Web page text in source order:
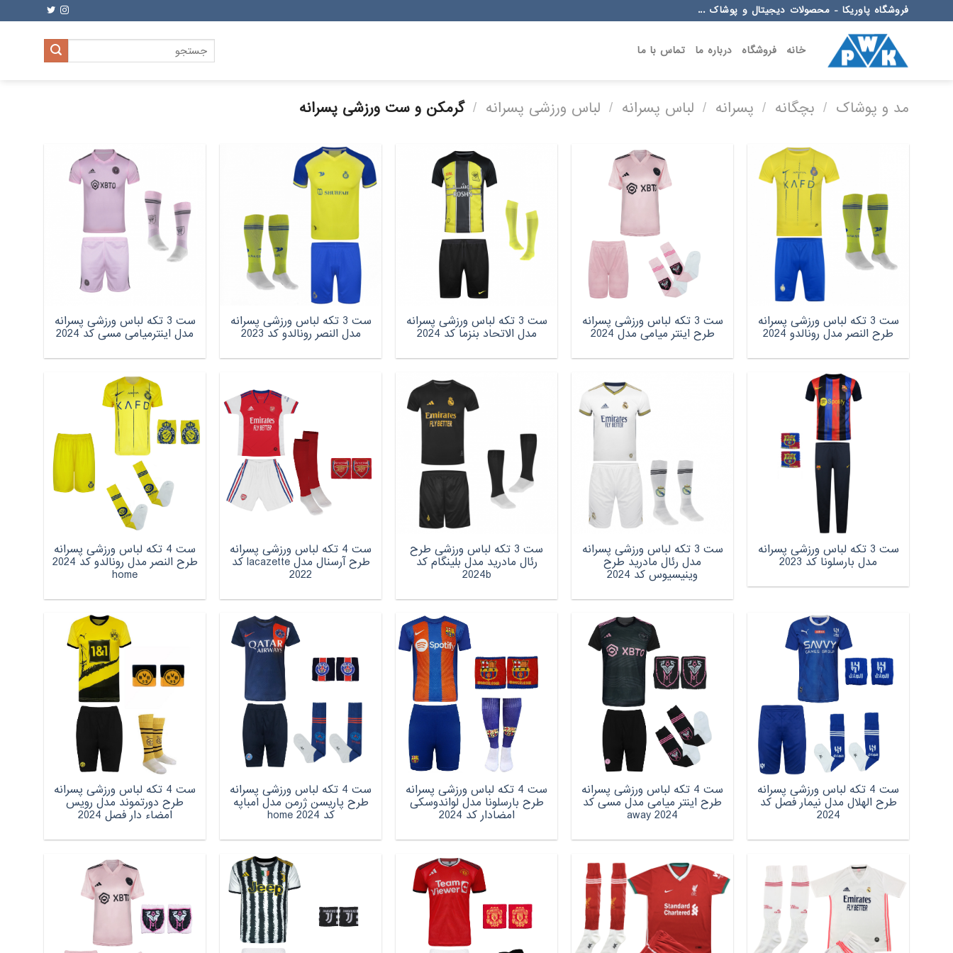
to
فروشگاه پاوریکا - محصولات دیجیتال و پوشاک ...
خانه فروشگاه درباره ما تماس با ما
جستجو
برای:
مد و پوشاک / بچگانه / پسرانه / لباس پسرانه / لباس ورزشی پسرانه / گرمکن و ست ورزشی پسرانه
ست 3 تکه لباس ورزشی پسرانه
طرح النصر مدل رونالدو 2024
ست 3 تکه لباس ورزشی پسرانه
طرح اینتر میامی مدل 2024
ست 3 تکه لباس ورزشی پسرانه
مدل الاتحاد بنزما کد 2024
ست 3 تکه لباس ورزشی پسرانه
مدل النصر رونالدو کد 2023
ست 3 تکه لباس ورزشی پسرانه
مدل اینترمیامی مسی کد 2024
ست 3 تکه لباس ورزشی پسرانه
مدل بارسلونا کد 2023
ست 3 تکه لباس ورزشی پسرانه
مدل رئال مادرید طرح
وینیسیوس کد 2024
ست 3 تکه لباس ورزشی طرح
رئال مادرید مدل بلینگام کد
2024b
ست 4 تکه لباس ورزشی پسرانه
طرح آرسنال مدل lacazette کد
2022
ست 4 تکه لباس ورزشی پسرانه
طرح النصر مدل رونالدو کد 2024
home
ست 4 تکه لباس ورزشی پسرانه
طرح الهلال مدل نیمار فصل کد
2024
ست 4 تکه لباس ورزشی پسرانه
طرح اینتر میامی مدل مسی کد
2024 away
ست 4 تکه لباس ورزشی پسرانه
طرح بارسلونا مدل لواندوسکی
امضادار کد 2024
ست 4 تکه لباس ورزشی پسرانه
طرح پاریسن ژرمن مدل امباپه
کد 2024 home
ست 4 تکه لباس ورزشی پسرانه
طرح دورتموند مدل رویس
امضاء دار فصل 2024